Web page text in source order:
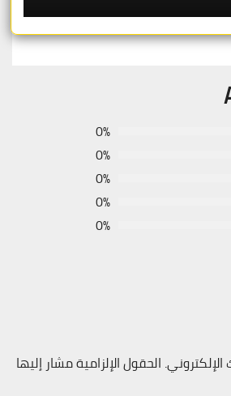
0%
0%
0%
0%
0%
الحقول الإلزامية مشار إليها